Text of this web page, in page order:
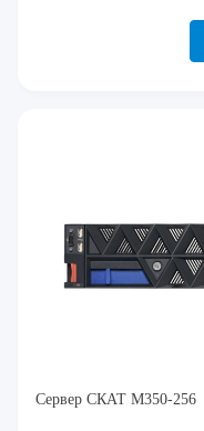
Сервер СКАТ M350-256